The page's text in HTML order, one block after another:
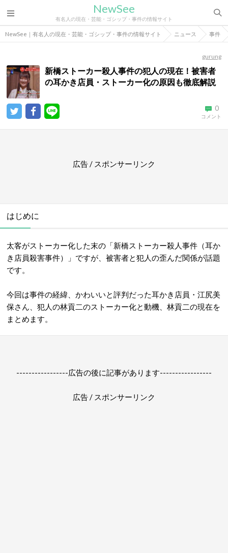
NewSee
有名人の現在・芸能・ゴシップ・事件の情報サイト
NewSee｜有名人の現在・芸能・ゴシップ・事件の情報サイト ニュース 事件
gurung
新橋ストーカー殺人事件の犯人の現在！被害者
の耳かき店員・ストーカー化の原因も徹底解説
0
コメント
広告 / スポンサーリンク
はじめに
太客がストーカー化した末の「新橋ストーカー殺人事件（耳か
き店員殺害事件）」ですが、被害者と犯人の歪んだ関係が話題
です。
今回は事件の経緯、かわいいと評判だった耳かき店員・江尻美
保さん、犯人の林貢二のストーカー化と動機、林貢二の現在を
まとめます。
-----------------広告の後に記事があります-----------------
広告 / スポンサーリンク